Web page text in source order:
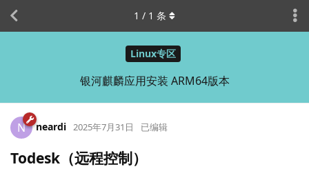
Linux专区
银河麒麟应用安装 ARM64版本
1 / 1 条
N neardi 2025年7月31日 已编辑
Todesk（远程控制）